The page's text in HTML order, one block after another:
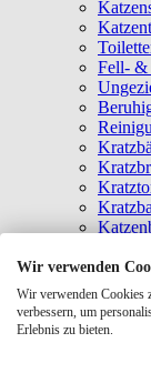
Fell- &
Wir verwenden
Wir verwenden Cookies
verbessern, um
Erlebnis zu bieten.